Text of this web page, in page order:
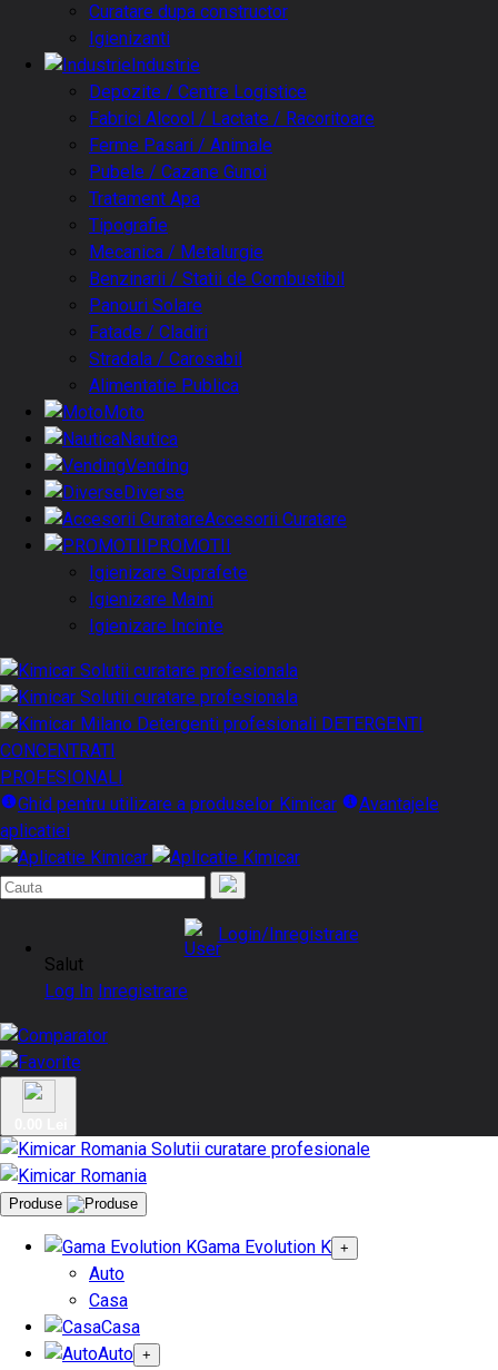
Curatare dupa constructor
Igienizanti
Industrie
Depozite / Centre Logistice
Fabrici Alcool / Lactate / Racoritoare
Ferme Pasari / Animale
Pubele / Cazane Gunoi
Tratament Apa
Tipografie
Mecanica / Metalurgie
Benzinarii / Statii de Combustibil
Panouri Solare
Fatade / Cladiri
Stradala / Carosabil
Alimentatie Publica
Moto
Nautica
Vending
Diverse
Accesorii Curatare
PROMOTII
Igienizare Suprafete
Igienizare Maini
Igienizare Incinte
DETERGENTI
CONCENTRATI
PROFESIONALI
Ghid pentru utilizare a produselor Kimicar
Avantajele
aplicatiei
Login/Inregistrare
Salut
Log In Inregistrare
Produse
Gama Evolution K +
Auto
Casa
Casa
Auto +